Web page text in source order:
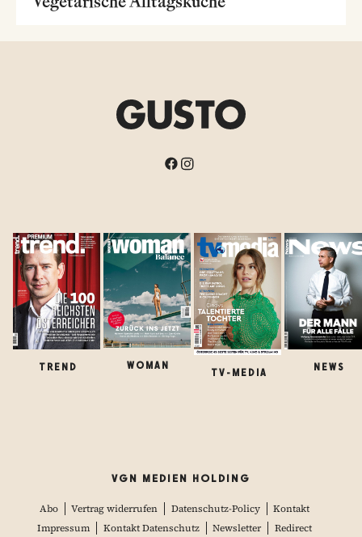
TREND WOMAN
TV-MEDIA
NEWS
VGN MEDIEN HOLDING
Abo Vertrag widerrufen Datenschutz-Policy
Kontakt
Impressum
Kontakt Datenschutz Newsletter Redirect